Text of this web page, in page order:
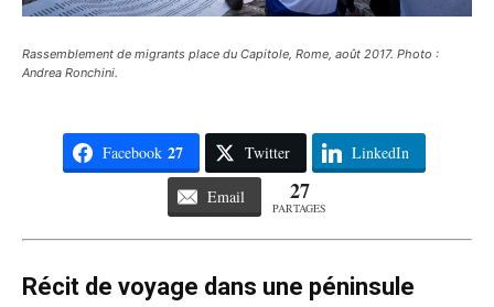
Rassemblement de migrants place du Capitole, Rome, août 2017. Photo :
Andrea Ronchini.
Facebook 27 Twitter LinkedIn
Email 27
PARTAGES
Récit de voyage dans une péninsule